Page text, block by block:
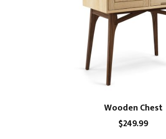
Wooden Chest
$249.99